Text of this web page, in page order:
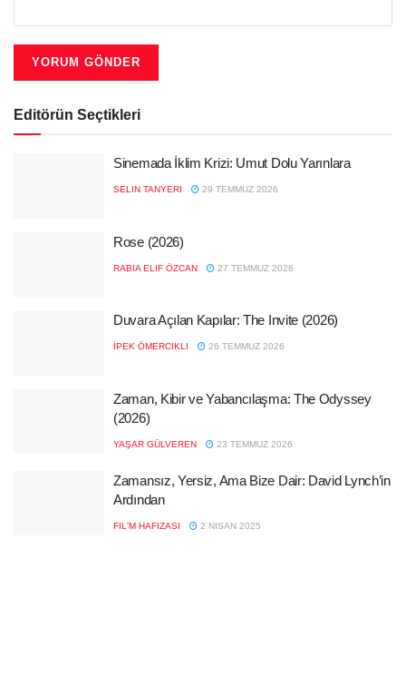
Editörün Seçtikleri
Sinemada İklim Krizi: Umut Dolu Yarınlara
SELIN TANYERI 29 TEMMUZ 2026
Rose (2026)
RABIA ELIF ÖZCAN 27 TEMMUZ 2026
Duvara Açılan Kapılar: The Invite (2026)
İPEK ÖMERCIKLI 26 TEMMUZ 2026
Zaman, Kibir ve Yabancılaşma: The Odyssey
(2026)
YAŞAR GÜLVEREN 23 TEMMUZ 2026
Zamansız, Yersiz, Ama Bize Dair: David Lynch’in
Ardından
FIL'M HAFIZASI 2 NISAN 2025